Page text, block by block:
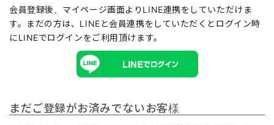
会員登録後、マイページ画面よりLINE連携をしていただけま
す。まだの方は、 LINEと会員連携をしていただくとログイン時
にLINEでログインをご利用頂けます。
まだご登録がお済みでないお客様